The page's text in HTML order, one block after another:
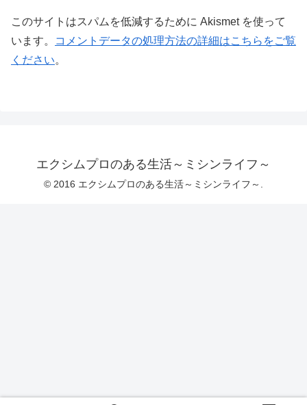
このサイトはスパムを低減するために Akismet を使って
います。
コメントデータの処理方法の詳細はこちらをご覧
ください。
エクシムプロのある生活～ミシンライフ～
© 2016 エクシムプロのある生活～ミシンライフ～.